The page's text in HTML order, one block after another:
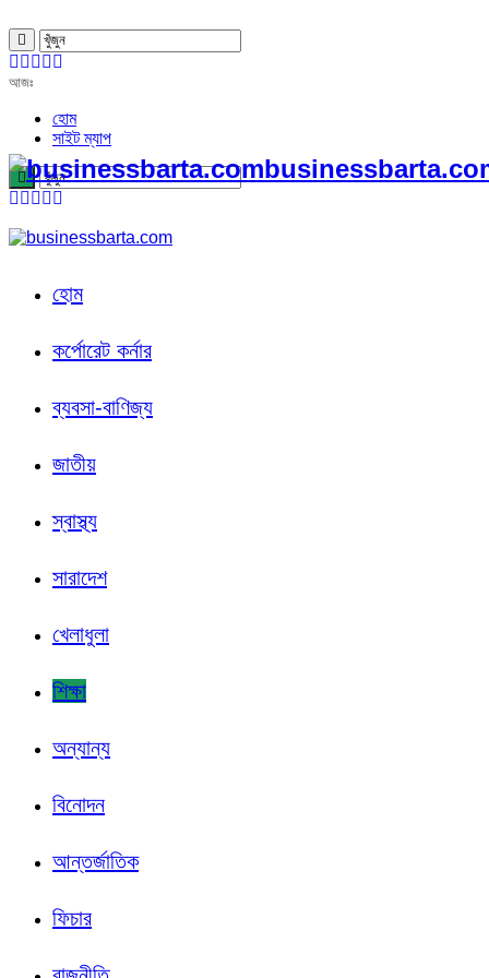
আজঃ
হোম
সাইট ম্যাপ
হোম
কর্পোরেট কর্নার
ব্যবসা-বাণিজ্য
জাতীয়
স্বাস্থ্য
সারাদেশ
খেলাধুলা
শিক্ষা
অন্যান্য
বিনোদন
আন্তর্জাতিক
ফিচার